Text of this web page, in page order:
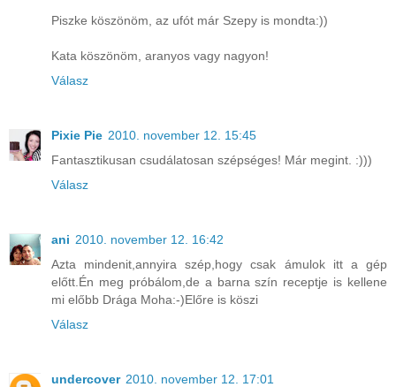
Piszke köszönöm, az ufót már Szepy is mondta:))
Kata köszönöm, aranyos vagy nagyon!
Válasz
Pixie Pie 2010. november 12. 15:45
Fantasztikusan csudálatosan szépséges! Már megint. :)))
Válasz
ani 2010. november 12. 16:42
Azta mindenit,annyira szép,hogy csak ámulok itt a gép
előtt.Én meg próbálom,de a barna szín receptje is kellene
mi előbb Drága Moha:-)Előre is köszi
Válasz
undercover 2010. november 12. 17:01